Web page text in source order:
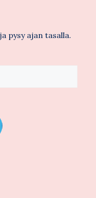
pysy ajan tasalla.